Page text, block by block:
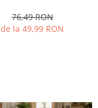
76,49 RON
de la 49,99 RON